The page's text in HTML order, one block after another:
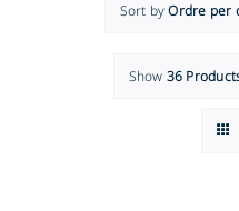
Sort byOrdre per
Show 36